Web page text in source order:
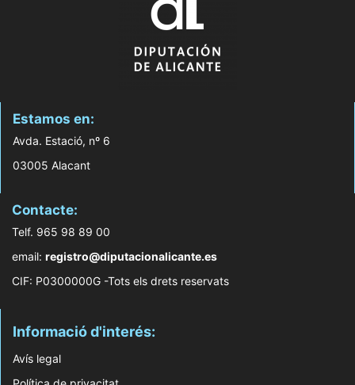
Estamos en:
Avda. Estació, nº 6
03005 Alacant
Contacte:
Telf. 965 98 89 00
email: registro@diputacionalicante.es
CIF: P0300000G -Tots els drets reservats
Informació d'interés:
Avís legal